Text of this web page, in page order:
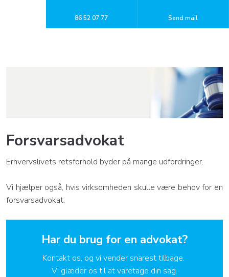
86 52 07 77​ Send mail
Forsvarsadvokat
Erhvervslivets retsforhold byder på mange udfordringer.
Vi hjælper også, hvis virksomheden skulle være behov for en
forsvarsadvokat.
Har du brug for en advokat?
​Kontakt os, og vi vender snarest tilbage.
Vi glæder os til at varetage din sag.